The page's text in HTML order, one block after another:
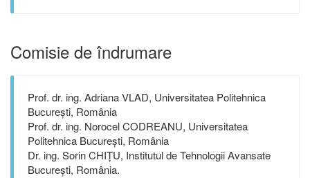
Comisie de îndrumare
Prof. dr. ing. Adriana VLAD, Universitatea Politehnica
București, România
Prof. dr. ing. Norocel CODREANU, Universitatea
Politehnica București, România
Dr. ing. Sorin CHIȚU, Institutul de Tehnologii Avansate
București, România.